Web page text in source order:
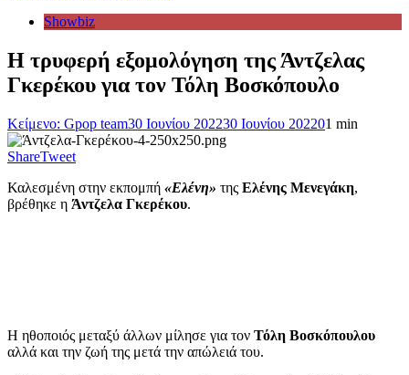
Showbiz
Η τρυφερή εξομολόγηση της Άντζελας
Γκερέκου για τον Τόλη Βοσκόπουλο
Κείμενο: Gpop team30 Ιουνίου 202230 Ιουνίου 202201 min
ShareTweet
Καλεσμένη στην εκπομπή «Ελένη» της Ελένης Μενεγάκη,
βρέθηκε η Άντζελα Γκερέκου.
Η ηθοποιός μεταξύ άλλων μίλησε για τον Τόλη Βοσκόπουλου
αλλά και την ζωή της μετά την απώλειά του.